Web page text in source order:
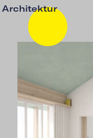
Architektur